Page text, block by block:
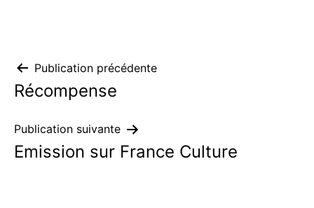
Navigation
de
l’article
Publication précédente
Récompense
Publication suivante
Emission sur France Culture